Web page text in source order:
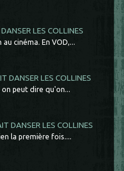
LES COLLINES
cinéma. En VOD,...
DANSER LES COLLINES
on peut dire qu'on...
DANSER LES COLLINES
la première fois....